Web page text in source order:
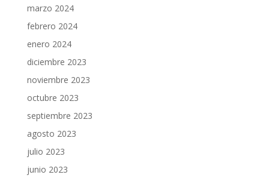
marzo 2024
febrero 2024
enero 2024
diciembre 2023
noviembre 2023
octubre 2023
septiembre 2023
agosto 2023
julio 2023
junio 2023